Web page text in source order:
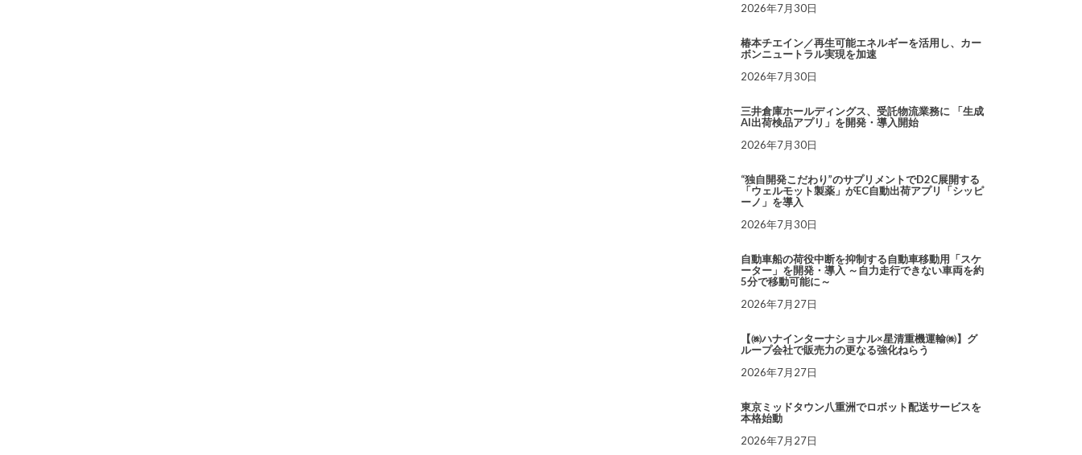
2026年7月30日
椿本チエイン／再生可能エネルギーを活用し、カー
ボンニュートラル実現を加速
2026年7月30日
三井倉庫ホールディングス、受託物流業務に 「生成
AI出荷検品アプリ」を開発・導入開始
2026年7月30日
“独自開発こだわり”のサプリメントでD2C展開する
「ウェルモット製薬」がEC自動出荷アプリ「シッピ
ーノ」を導入
2026年7月30日
自動車船の荷役中断を抑制する自動車移動用「スケ
ーター」を開発・導入 ～自力走行できない車両を約
5分で移動可能に～
2026年7月27日
【㈱ハナインターナショナル×星清重機運輸㈱】グ
ループ会社で販売力の更なる強化ねらう
2026年7月27日
東京ミッドタウン八重洲でロボット配送サービスを
本格始動
2026年7月27日